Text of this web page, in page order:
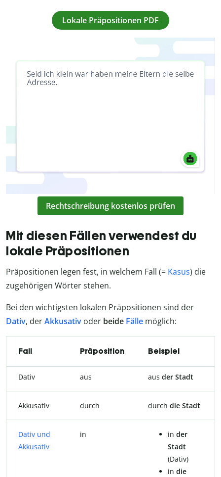
Lokale Präpositionen PDF
Rechtschreibung kostenlos prüfen
Mit diesen Fällen verwendest du
lokale Präpositionen
Präpositionen legen fest, in welchem Fall (= Kasus) die
zugehörigen Wörter stehen.
Bei den wichtigsten lokalen Präpositionen sind der
Dativ, derAkkusativ oder beide Fälle möglich:
Fall Präposition Beispiel
Dativ aus aus der Stadt
Akkusativ durch durch die Stadt
Dativ und
Akkusativ
in in der
Stadt
(Dativ)
in die